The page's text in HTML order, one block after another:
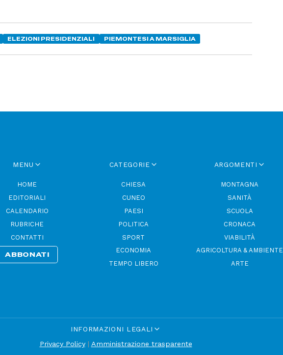
ELEZIONI PRESIDENZIALI PIEMONTESI A MARSIGLIA
MENU
HOME
EDITORIALI
CALENDARIO
RUBRICHE
CONTATTI
ABBONATI
CATEGORIE
CHIESA
CUNEO
PAESI
POLITICA
SPORT
ECONOMIA
TEMPO LIBERO
ARGOMENTI
MONTAGNA
SANITÀ
SCUOLA
CRONACA
VIABILITÀ
AGRICOLTURA & AMBIENTE
ARTE
INFORMAZIONI LEGALI
Privacy Policy| Amministrazione trasparente